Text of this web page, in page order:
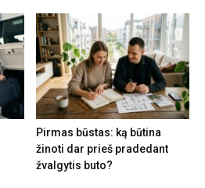
Pirmas būstas: ką būtina
žinoti dar prieš pradedant
žvalgytis buto?